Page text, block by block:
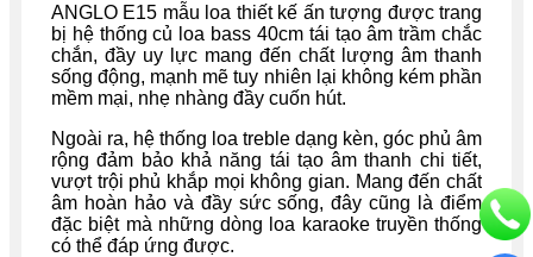
ANGLO E15 mẫu loa thiết kế ấn tượng được trang
bị hệ thống củ loa bass 40cm tái tạo âm trầm chắc
chắn, đầy uy lực mang đến chất lượng âm thanh
sống động, mạnh mẽ tuy nhiên lại không kém phần
mềm mại, nhẹ nhàng đầy cuốn hút.
Ngoài ra, hệ thống loa treble dạng kèn, góc phủ âm
rộng đảm bảo khả năng tái tạo âm thanh chi tiết,
vượt trội phủ khắp mọi không gian. Mang đến chất
âm hoàn hảo và đầy sức sống, đây cũng là điểm
đặc biệt mà những dòng loa karaoke truyền thống
có thể đáp ứng được.